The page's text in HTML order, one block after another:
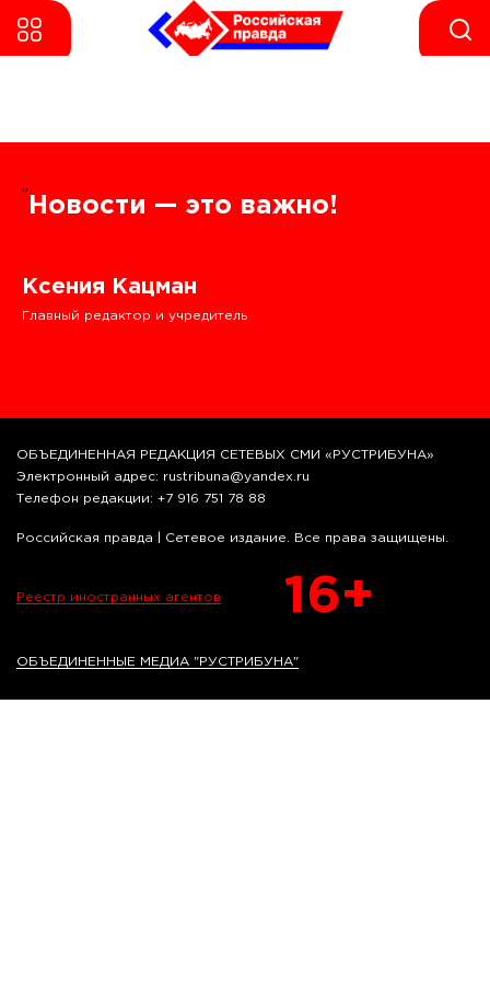
” Новости — это важно!
Ксения Кацман
Главный редактор и учредитель
ОБЪЕДИНЕННАЯ РЕДАКЦИЯ СЕТЕВЫХ СМИ «РУСТРИБУНА»
Электронный адрес: rustribuna@yandex.ru
Телефон редакции: +7 916 751 78 88
Российская правда | Сетевое издание. Все права защищены.
Реестр иностранных агентов 16+
ОБЪЕДИНЕННЫЕ МЕДИА "РУСТРИБУНА"